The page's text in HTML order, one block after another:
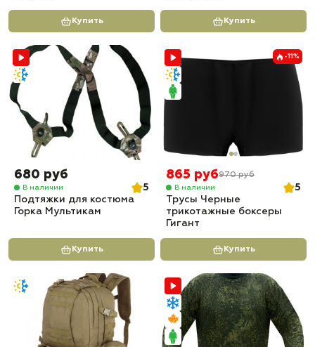
Купить Купить
680 руб
В наличии
5
Подтяжки для костюма
Горка Мультикам
Купить
-11%
865 руб970 руб
В наличии
5
Трусы Черные
трикотажные боксеры
Гигант
Купить